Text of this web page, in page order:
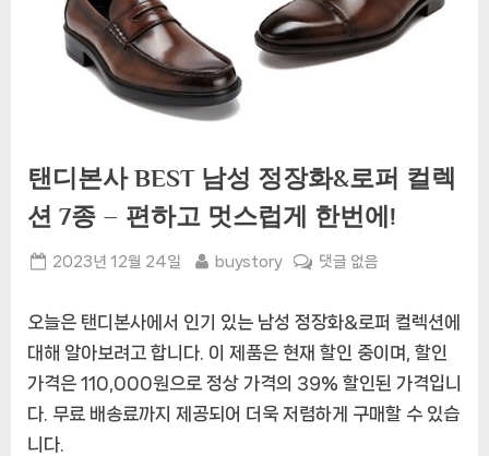
탠디본사 BEST 남성 정장화&로퍼 컬렉
션 7종 – 편하고 멋스럽게 한번에!
Posted
2023년 12월 24일 By
buystory
탠
본
사
BEST
남
성
댓글 없음
오늘은 탠디본사에서 인기 있는 남성 정장화&로퍼 컬렉션에
대해 알아보려고 합니다. 이 제품은 현재 할인 중이며, 할인
가격은 110,000원으로 정상 가격의 39% 할인된 가격입니
다. 무료 배송료까지 제공되어 더욱 저렴하게 구매할 수 있습
니다.